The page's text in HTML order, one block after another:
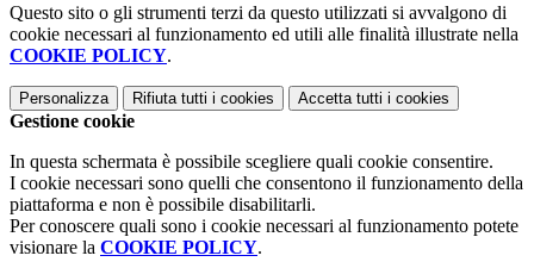
Questo sito o gli strumenti terzi da questo utilizzati si avvalgono di
cookie necessari al funzionamento ed utili alle finalità illustrate nella
COOKIE POLICY.
Personalizza Rifiuta tutti i cookies Accetta tutti i cookies
Gestione cookie
In questa schermata è possibile scegliere quali cookie consentire.
I cookie necessari sono quelli che consentono il funzionamento della
piattaforma e non è possibile disabilitarli.
Per conoscere quali sono i cookie necessari al funzionamento potete
visionare la COOKIE POLICY.